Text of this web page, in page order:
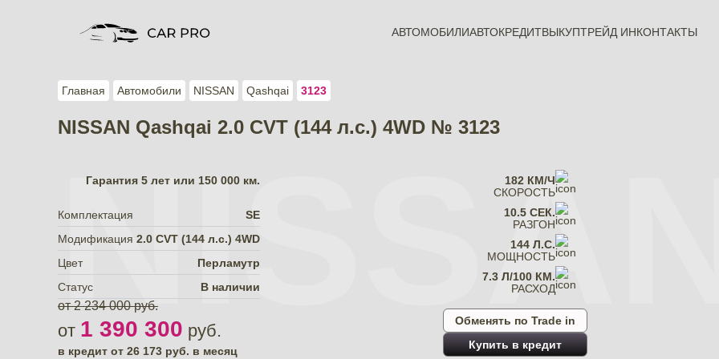
АВТОМОБИЛИАВТОКРЕДИТВЫКУПТРЕЙД ИНКОНТАКТЫ
Главная Автомобили NISSAN Qashqai 3123
NISSAN Qashqai 2.0 CVT (144 л.с.) 4WD № 3123
Гарантия 5 лет или 150 000 км.
Комплектация
SE
Модификация 2.0 CVT (144 л.с.) 4WD
Цвет
Перламутр
Статус
В наличии
от 2 234 000 руб.
от 1 390 300 руб.
в кредит от 26 173 руб. в месяц
182 КМ/Ч
СКОРОСТЬ
10.5 СЕК.
РАЗГОН
144 Л.С.
МОЩНОСТЬ
7.3 Л/100 КМ.
РАСХОД
Обменять по Trade in
Купить в кредит